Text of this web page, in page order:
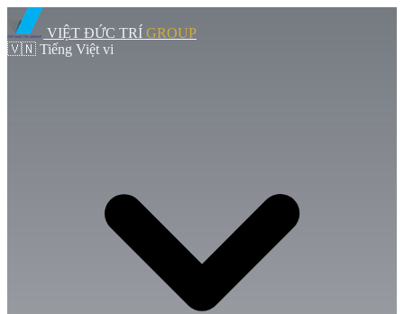
VIỆT ĐỨC TRÍ GROUP
🇻🇳 Tiếng Việt vi